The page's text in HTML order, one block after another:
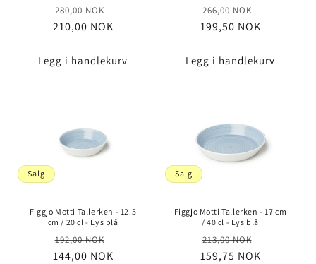
Vanlig
pris
280,00 NOK
210,00 NOK
Legg i handlekurv
Vanlig
pris
266,00 NOK
199,50 NOK
Legg i handlekurv
Salg
Figgjo Motti Tallerken - 12.5
cm / 20 cl - Lys blå
Vanlig
pris
192,00 NOK
144,00 NOK
Salg
Figgjo Motti Tallerken - 17 cm
/ 40 cl - Lys blå
Vanlig
pris
213,00 NOK
159,75 NOK